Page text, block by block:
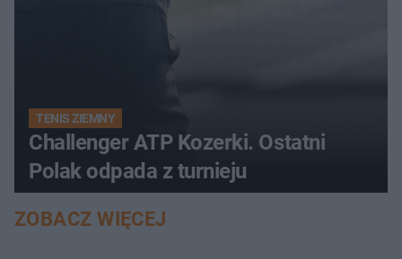
TENIS ZIEMNY
Challenger ATP Kozerki. Ostatni
Polak odpada z turnieju
ZOBACZ WIĘCEJ